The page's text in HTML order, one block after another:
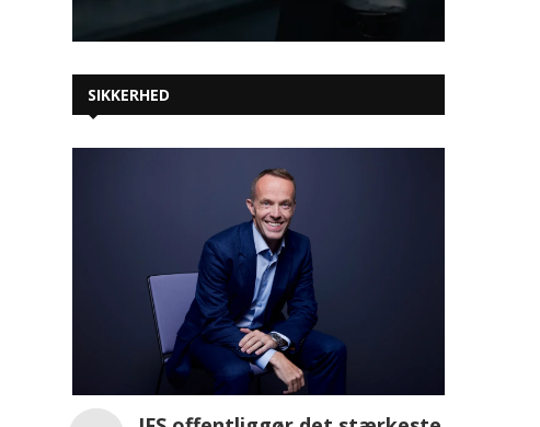
IFS offentliggør det stærkeste
årsregnskab nogensinde
World Password Day: Stærkere
adgangskoder alene er ikke nok